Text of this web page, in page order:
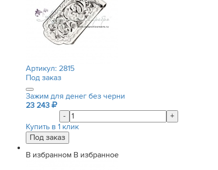
Артикул: 2815
Под заказ
Зажим для денег без черни
23 243
-
+
Купить в 1 клик
В избранном В избранное